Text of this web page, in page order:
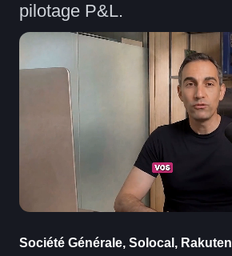
pilotage P&L.
Société Générale, Solocal, Rakuten